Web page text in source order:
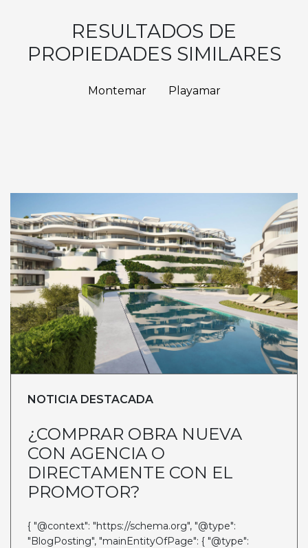
RESULTADOS DE
PROPIEDADES SIMILARES
Montemar Playamar
NOTICIA DESTACADA
¿COMPRAR OBRA NUEVA
CON AGENCIA O
DIRECTAMENTE CON EL
PROMOTOR?
{ "@context": "https://schema.org", "@type":
"BlogPosting", "mainEntityOfPage": { "@type":